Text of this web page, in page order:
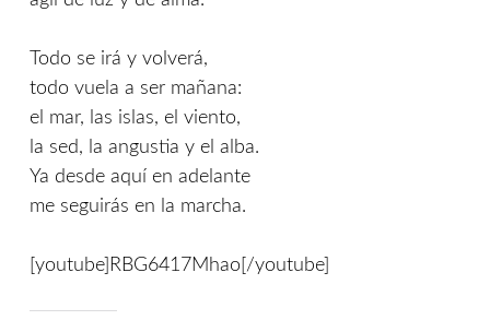
Todo se irá y volverá,
todo vuela a ser mañana:
el mar, las islas, el viento,
la sed, la angustia y el alba.
Ya desde aquí en adelante
me seguirás en la marcha.
[youtube]RBG6417Mhao[/youtube]